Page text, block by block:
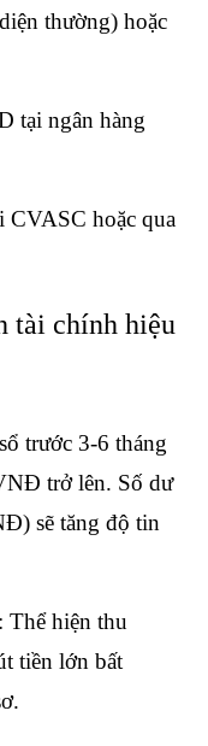
thường) hoặc
tại ngân hàng
CVASC hoặc qua
tài chính hiệu
trước 3-6 tháng
trở lên. Số dư
sẽ tăng độ tin
Thể hiện thu
tiền lớn bất